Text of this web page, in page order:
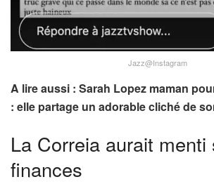
Jazz@Instagram
A lire aussi : Sarah Lopez maman
: elle partage un adorable cliché de
La Correia aurait menti
finances